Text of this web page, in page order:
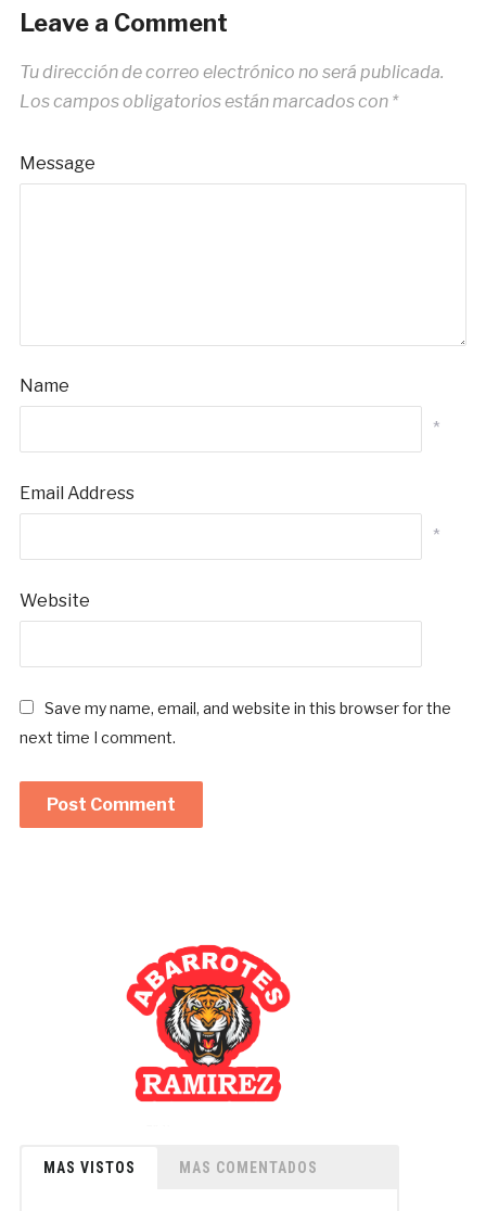
Leave a Comment
Tu dirección de correo electrónico no será publicada.
Los campos obligatorios están marcados con *
Message
Name
*
Email Address
*
Website
Save my name, email, and website in this browser for the
next time I comment.
MAS VISTOS MAS COMENTADOS